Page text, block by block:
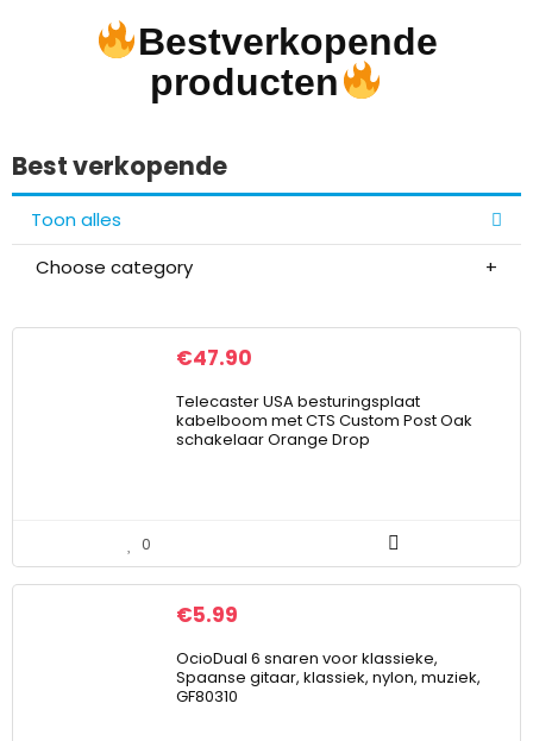
Bestverkopende
producten
Best verkopende
Toon alles
Choose category
€47.90
Telecaster USA besturingsplaat
kabelboom met CTS Custom Post Oak
schakelaar Orange Drop
0
€5.99
OcioDual 6 snaren voor klassieke,
Spaanse gitaar, klassiek, nylon, muziek,
GF80310